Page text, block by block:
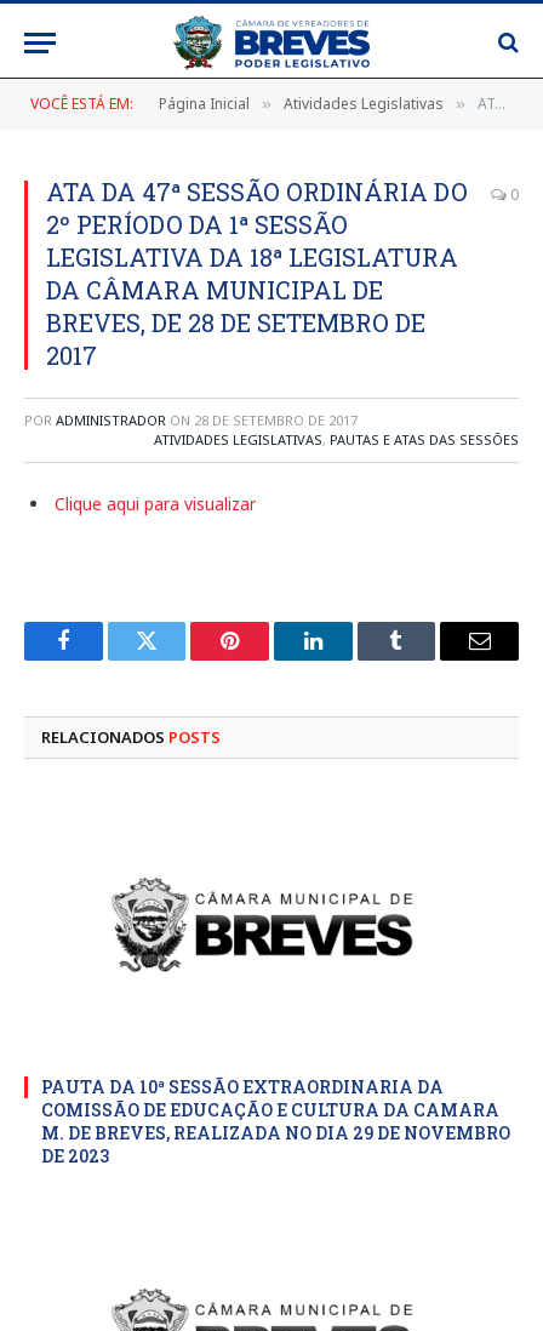
VOCÊ ESTÁ EM: Página Inicial » Atividades Legislativas » ATA DA 47ª SESSÃO ORDINÁRIA DO 2º PERÍODO DA 1ª SESSÃO LEGISLATIVA DA 18ª LEGISLATURA DA CÂMARA MUNICIPAL DE BREVES, DE 28 DE SETEMBRO DE 2017
ATA DA 47ª SESSÃO ORDINÁRIA DO
2º PERÍODO DA 1ª SESSÃO
LEGISLATIVA DA 18ª LEGISLATURA
DA CÂMARA MUNICIPAL DE
BREVES, DE 28 DE SETEMBRO DE
2017
0
POR ADMINISTRADOR ON 28 DE SETEMBRO DE 2017
ATIVIDADES LEGISLATIVAS, PAUTAS E ATAS DAS SESSÕES
Clique aqui para visualizar
FacebookTwitter Pinterest LinkedInTumblr
E-
RELACIONADOS POSTS
PAUTA DA 10ª SESSÃO EXTRAORDINARIA DA
COMISSÃO DE EDUCAÇÃO E CULTURA DA CAMARA
M. DE BREVES, REALIZADA NO DIA 29 DE NOVEMBRO
DE 2023